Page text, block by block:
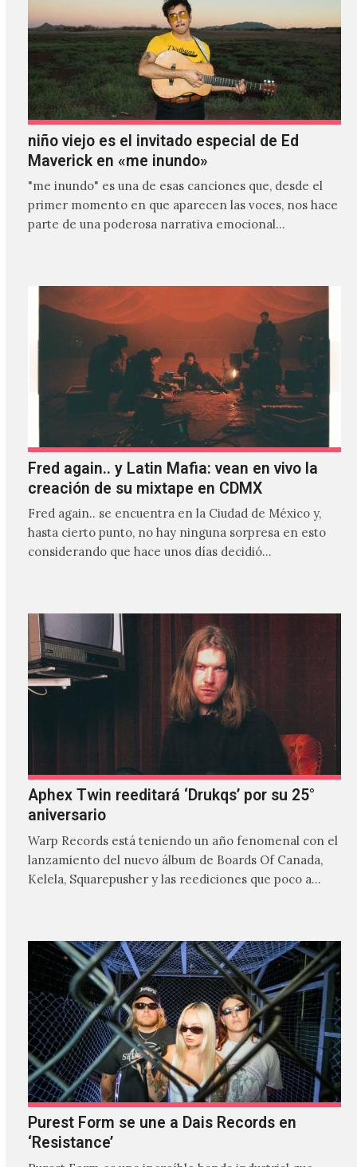
niño viejo es el invitado especial de Ed
Maverick en «me inundo»
"me inundo" es una de esas canciones que, desde el
primer momento en que aparecen las voces, nos hace
parte de una poderosa narrativa emocional…
Fred again.. y Latin Mafia: vean en vivo la
creación de su mixtape en CDMX
Fred again.. se encuentra en la Ciudad de México y,
hasta cierto punto, no hay ninguna sorpresa en esto
considerando que hace unos días decidió…
Aphex Twin reeditará ‘Drukqs’ por su 25°
aniversario
Warp Records está teniendo un año fenomenal con el
lanzamiento del nuevo álbum de Boards Of Canada,
Kelela, Squarepusher y las reediciones que poco a…
Purest Form se une a Dais Records en
‘Resistance’